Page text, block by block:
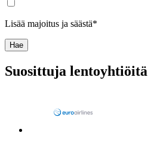
Lisää majoitus ja säästä*
Hae
Suosittuja lentoyhtiöitä